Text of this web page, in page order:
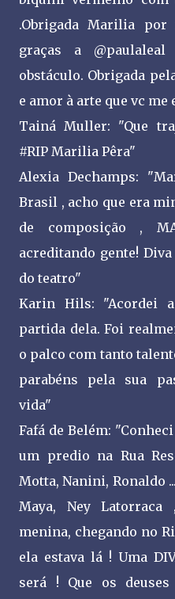
.Obrigada Marilia
graças a
obstáculo. Obrigada
e amor à arte que vc me
Tainá Muller: "Que
#RIP Marilia Pêra"
Alexia Dechamps:
Brasil , acho que era
de composição ,
acreditando gente!
do teatro"
Karin Hils: "Acordei
partida dela. Foi
o palco com tanto
parabéns pela sua
vida"
Fafá de Belém:
um predio na Rua
Motta, Nanini, Ronaldo
Maya, Ney
menina, chegando no
ela estava lá ! Uma
será ! Que os